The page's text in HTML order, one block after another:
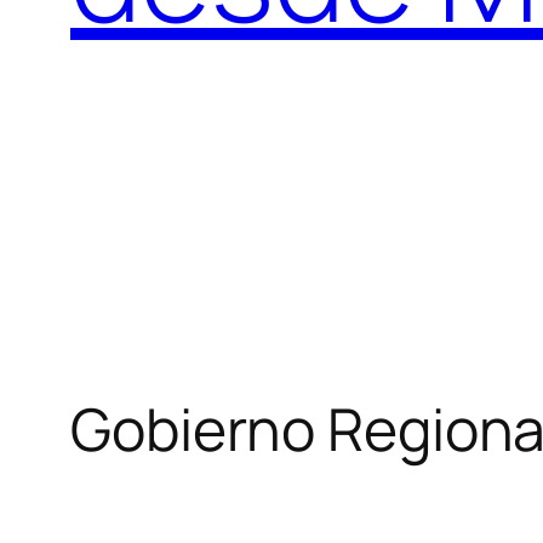
Gobierno